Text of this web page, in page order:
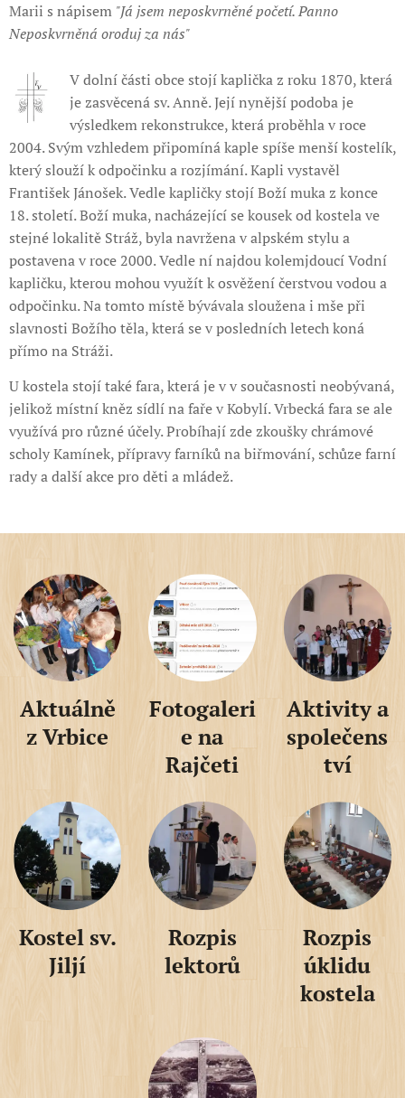
Marii s nápisem "Já jsem neposkvrněné početí. Panno
Neposkvrněná oroduj za nás"
V dolní části obce stojí kaplička z roku 1870, která
je zasvěcená sv. Anně. Její nynější podoba je
výsledkem rekonstrukce, která proběhla v roce
2004. Svým vzhledem připomíná kaple spíše menší kostelík,
který slouží k odpočinku a rozjímání. Kapli vystavěl
František Jánošek. Vedle kapličky stojí Boží muka z konce
18. století. Boží muka, nacházející se kousek od kostela ve
stejné lokalitě Stráž, byla navržena v alpském stylu a
postavena v roce 2000. Vedle ní najdou kolemjdoucí Vodní
kapličku, kterou mohou využít k osvěžení čerstvou vodou a
odpočinku. Na tomto místě bývávala sloužena i mše při
slavnosti Božího těla, která se v posledních letech koná
přímo na Stráži.
U kostela stojí také fara, která je v v současnosti neobývaná,
jelikož místní kněz sídlí na faře v Kobylí. Vrbecká fara se ale
využívá pro různé účely. Probíhají zde zkoušky chrámové
scholy Kamínek, přípravy farníků na biřmování, schůze farní
rady a další akce pro děti a mládež.
Aktuálně
z Vrbice
Fotogaleri
e na
Rajčeti
Aktivity a
společens
tví
Kostel sv.
Jiljí
Rozpis
lektorů
Rozpis
úklidu
kostela